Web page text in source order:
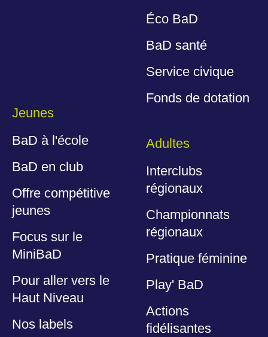
Éco BaD
BaD santé
Service civique
Fonds de dotation
Jeunes
BaD à l'école
BaD en club
Offre compétitive
jeunes
Focus sur le
MiniBaD
Pour aller vers le
Haut Niveau
Nos labels
Adultes
Interclubs
régionaux
Championnats
régionaux
Pratique féminine
Play' BaD
Actions
fidélisantes